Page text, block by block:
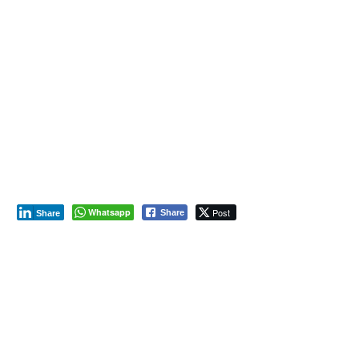
Whatsapp Share Post
Share